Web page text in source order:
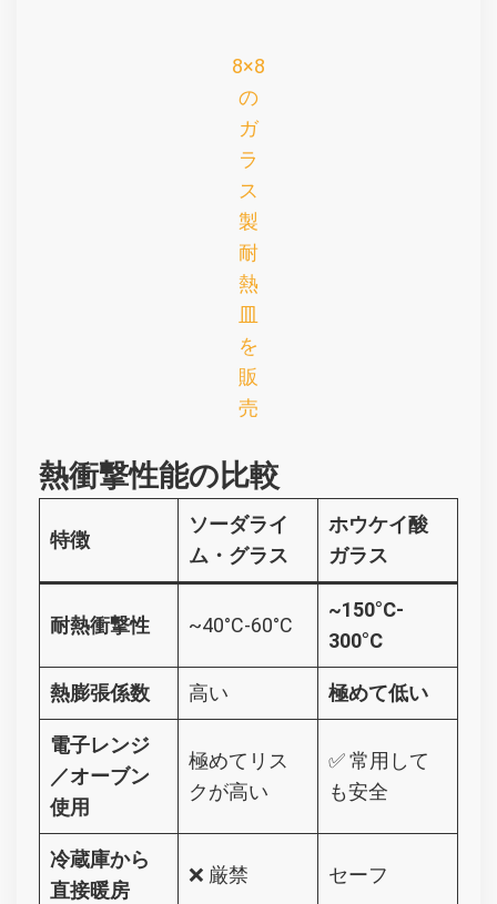
8×8
の
ガ
ラ
ス
製
耐
熱
皿
を
販
売
熱衝撃性能の比較
特徴
ソーダライ
ム・グラス
ホウケイ酸
ガラス
耐熱衝撃性 ~40°C-60°C
~150°C-
300°C
熱膨張係数 高い 極めて低い
電子レンジ
／オーブン
使用
極めてリス
クが高い
✅ 常用して
も安全
冷蔵庫から
直接暖房
❌ 厳禁 セーフ